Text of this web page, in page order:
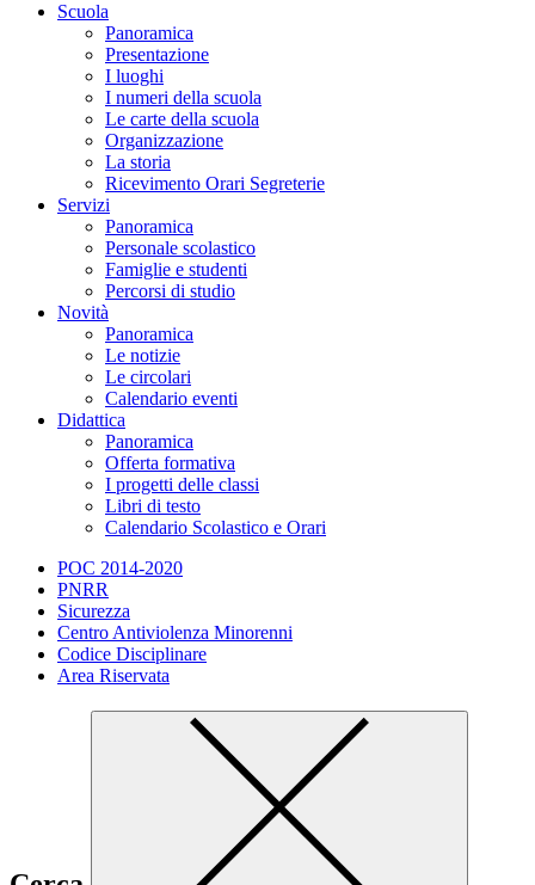
Scuola
Panoramica
Presentazione
I luoghi
I numeri della scuola
Le carte della scuola
Organizzazione
La storia
Ricevimento Orari Segreterie
Servizi
Panoramica
Personale scolastico
Famiglie e studenti
Percorsi di studio
Novità
Panoramica
Le notizie
Le circolari
Calendario eventi
Didattica
Panoramica
Offerta formativa
I progetti delle classi
Libri di testo
Calendario Scolastico e Orari
POC 2014-2020
PNRR
Sicurezza
Centro Antiviolenza Minorenni
Codice Disciplinare
Area Riservata